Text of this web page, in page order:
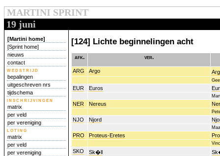
MARTINI SPRINT
19 juni
[Martini home]
[Sprint home]
nieuws
contact
wedstrijd
bepalingen
uitgeschreven nrs
tijdschema
inschrijvingen
matrix
per veld
per vereniging
loting
matrix
per veld
per vereniging
[124] Lichte beginnelingen acht
afk. ver.
ARG Argo
EUR Euros
NER Nereus
NJO Njord
PRO Proteus-Eretes
SKO Sk�ll